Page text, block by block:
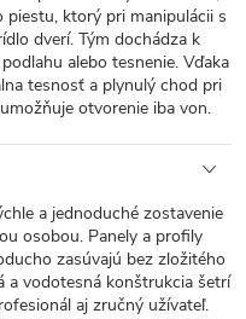
ktorý pri manipulácii s
dverí. Tým dochádza k
alebo tesnenie. Vďaka
tesnosť a plynulý chod pri
otvorenie iba von.
a jednoduché zostavenie
osobou. Panely a profily
zasúvajú bez zložitého
a vodotesná konštrukcia šetrí
aj zručný užívateľ.